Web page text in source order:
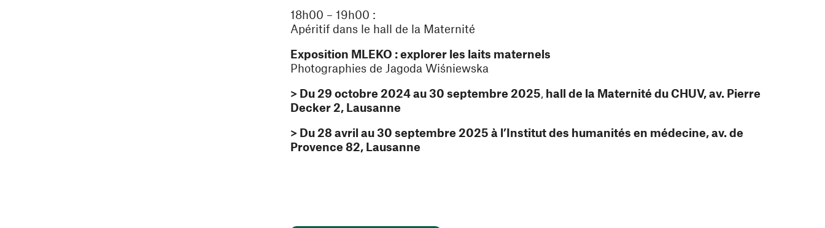
18h00 – 19h00 :
Apéritif dans le hall de la Maternité
Exposition MLEKO : explorer les laits maternels
Photographies de Jagoda Wiśniewska
> Du 29 octobre 2024 au 30 septembre 2025, hall de la Maternité du CHUV, av. Pierre
Decker 2, Lausanne
> Du 28 avril au 30 septembre 2025 à l’Institut des humanités en médecine, av. de
Provence 82, Lausanne